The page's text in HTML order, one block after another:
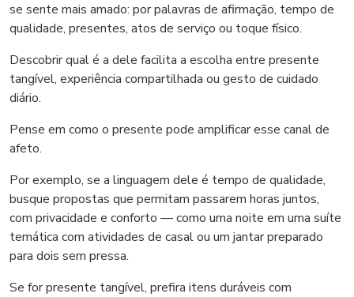
se sente mais amado: por palavras de afirmação, tempo de
qualidade, presentes, atos de serviço ou toque físico.
Descobrir qual é a dele facilita a escolha entre presente
tangível, experiência compartilhada ou gesto de cuidado
diário.
Pense em como o presente pode amplificar esse canal de
afeto.
Por exemplo, se a linguagem dele é tempo de qualidade,
busque propostas que permitam passarem horas juntos,
com privacidade e conforto — como uma noite em uma suíte
temática com atividades de casal ou um jantar preparado
para dois sem pressa.
Se for presente tangível, prefira itens duráveis com